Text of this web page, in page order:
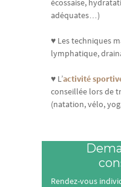
écossaise,
adéquates…)
♥ Les techniques
lymphatique,
♥ L’activité
conseillée lors de
(natation, vélo,
Rendez-vous